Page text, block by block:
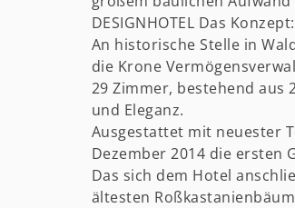
DESIGNHOTEL Das Konzept:
An historische Stelle in
die Krone
29 Zimmer, bestehend aus
und Eleganz.
Ausgestattet mit neuester
Dezember 2014 die ersten
Das sich dem Hotel
ältesten